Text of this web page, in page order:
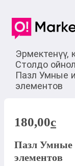
Эрмектенүү,
Столдо
Пазл Умные
элементов
180,00c
Пазл Умные
элементов